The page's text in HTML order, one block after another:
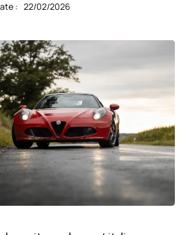
: 22/02/2026